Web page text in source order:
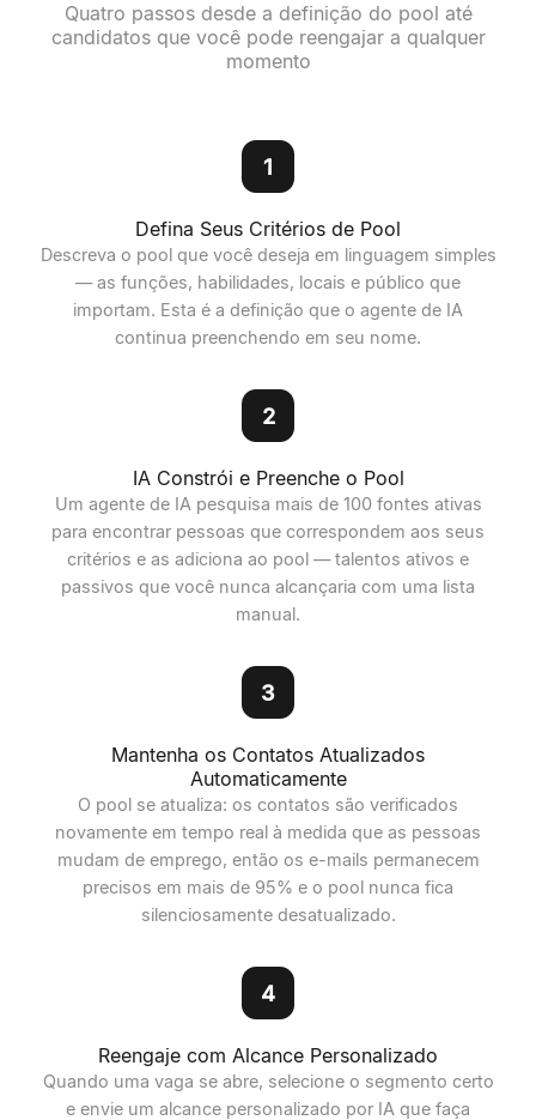
Quatro passos desde a definição do pool até
candidatos que você pode reengajar a qualquer
momento
1
Defina Seus Critérios de Pool
Descreva o pool que você deseja em linguagem simples
— as funções, habilidades, locais e público que
importam. Esta é a definição que o agente de IA
continua preenchendo em seu nome.
2
IA Constrói e Preenche o Pool
Um agente de IA pesquisa mais de 100 fontes ativas
para encontrar pessoas que correspondem aos seus
critérios e as adiciona ao pool — talentos ativos e
passivos que você nunca alcançaria com uma lista
manual.
3
Mantenha os Contatos Atualizados
Automaticamente
O pool se atualiza: os contatos são verificados
novamente em tempo real à medida que as pessoas
mudam de emprego, então os e-mails permanecem
precisos em mais de 95% e o pool nunca fica
silenciosamente desatualizado.
4
Reengaje com Alcance Personalizado
Quando uma vaga se abre, selecione o segmento certo
e envie um alcance personalizado por IA que faça